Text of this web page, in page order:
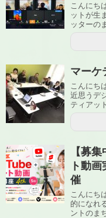
こんにち
ットが生
ッターの
マーケ
こんにち
近思うデ
ティアッ
【募
ト動
催
こんにち
的になれ
ントのま